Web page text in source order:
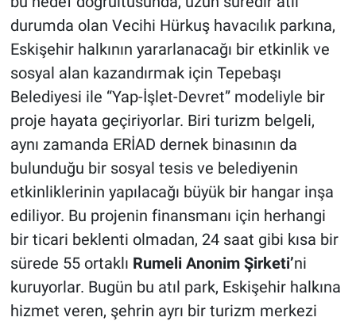
durumda olan Vecihi Hürkuş havacılık parkına,
Eskişehir halkının yararlanacağı bir etkinlik ve
sosyal alan kazandırmak için Tepebaşı
Belediyesi ile “Yap-İşlet-Devret” modeliyle bir
proje hayata geçiriyorlar. Biri turizm belgeli,
aynı zamanda ERİAD dernek binasının da
bulunduğu bir sosyal tesis ve belediyenin
etkinliklerinin yapılacağı büyük bir hangar inşa
ediliyor. Bu projenin finansmanı için herhangi
bir ticari beklenti olmadan, 24 saat gibi kısa bir
sürede 55 ortaklı Rumeli Anonim Şirketi’ni
kuruyorlar. Bugün bu atıl park, Eskişehir halkına
hizmet veren, şehrin ayrı bir turizm merkezi